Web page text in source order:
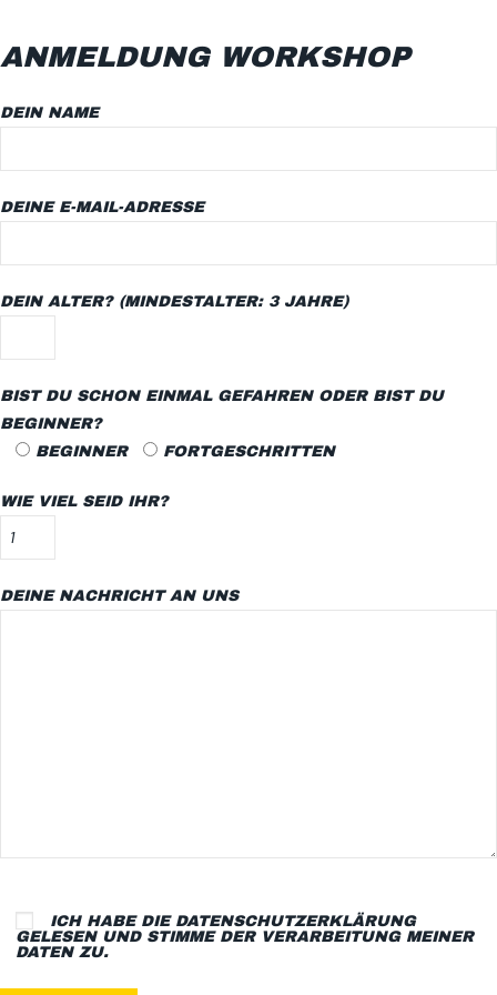
ANMELDUNG WORKSHOP
DEIN NAME
DEINE E-MAIL-ADRESSE
DEIN ALTER? (MINDESTALTER: 3 JAHRE)
BIST DU SCHON EINMAL GEFAHREN ODER BIST DU
BEGINNER?
BEGINNER
FORTGESCHRITTEN
WIE VIEL SEID IHR?
DEINE NACHRICHT AN UNS
ICH HABE DIE DATENSCHUTZERKLÄRUNG
GELESEN UND STIMME DER VERARBEITUNG MEINER
DATEN ZU.